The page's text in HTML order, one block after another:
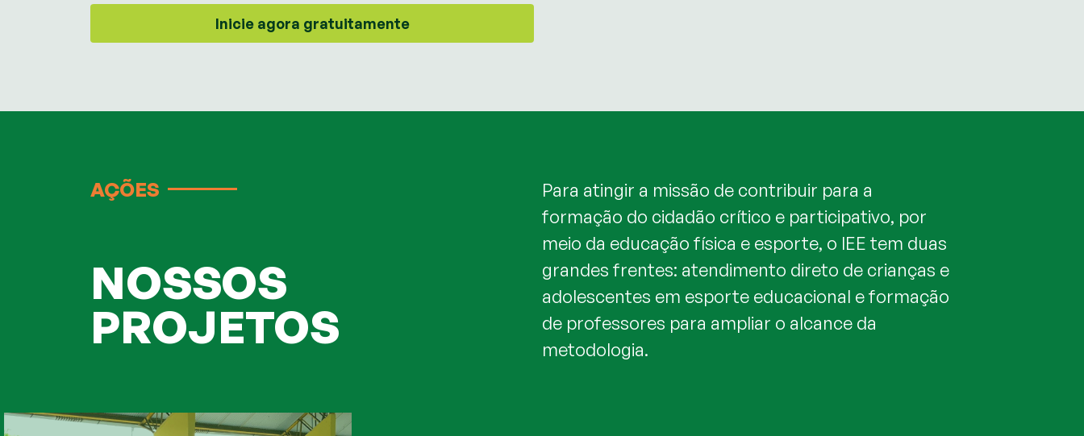
Inicie agora gratuitamente
AÇÕES
NOSSOS
PROJETOS
Para atingir a missão de contribuir para a
formação do cidadão crítico e participativo, por
meio da educação física e esporte, o IEE tem duas
grandes frentes: atendimento direto de crianças e
adolescentes em esporte educacional e formação
de professores para ampliar o alcance da
metodologia.